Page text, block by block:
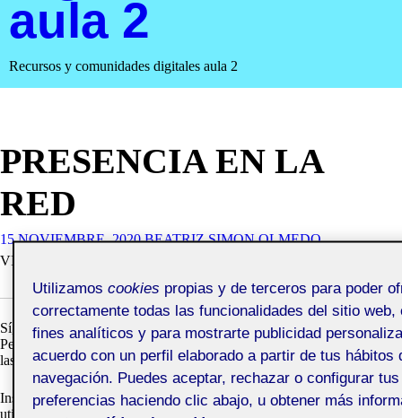
aula 2
Recursos y comunidades digitales aula 2
PRESENCIA EN LA
RED
15 NOVIEMBRE, 2020 BEATRIZ SIMON OLMEDO
VISIBILIDAD: PÚBLICA
Sí, estoy sorprendida….en la red efectivamente aparece mi nombre.
Pero no de manera significativa, es natural ya que poco he aportado a
las redes, aunque algunas de ellas las tenga accesibles.
Instagram por ejemplo es una aplicación que tengo abierta, ya que la
utilizo como una ventana expositora, de mis ilustraciones y como una
Utilizamos cookies propias y de terceros para poder
correctamente todas las funcionalidades del sitio web,
fines analíticos y para mostrarte publicidad
acuerdo con un perfil elaborado a partir de tus hábitos
navegación. Puedes aceptar, rechazar o configurar tus
preferencias haciendo clic abajo, u obtener más